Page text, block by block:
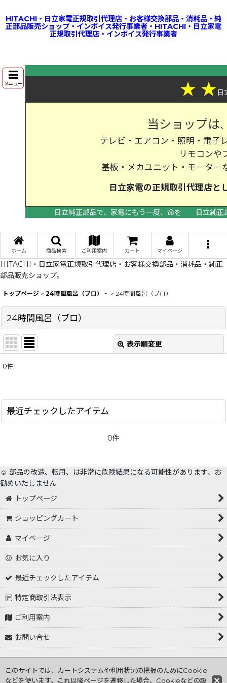
HITACHI・日立家電正規取引代理店・お客様交換部品・消耗品・純
正部品販売ショップ・インボイス発行事業者・HITACHI・日立家電
正規取引代理店・インボイス発行事業者
メニュー ★ ★日
当ショップは
テレビ・エアコン・照明・電子
リモコンや
基板・メカユニット・モ－タ－
日立家電の正規取引代理店
日立純正部品で、家電にもう一度、命を
日立純
ホーム 商品検索 ご利用案内 カート マイページ
HITACHI・日立家電正規取引代理店・お客様交換部品・消耗品・純正
部品販売ショップ。
トップページ > 24時間風呂（ブロ）・ > 24時間風呂（ブロ）
24時間風呂（ブロ）
表示順変更
0件
最近チェックしたアイテム
0件
☺️ 部品の改造、転用、は非常に危険結果になる可能性があります、お
勧めいたしません
トップページ
ショッピングカート
マイページ
お気に入り
最近チェックしたアイテム
特定商取引法表示
ご利用案内
お問い合せ
Copyright (C) 2001～2026 tokorozawa hasiden .All Rights
Reserved
このサイトでは、カートシステムや利用状況の把握のためにCookie
などを使います。これ以降ページを遷移した場合、Cookieなどの設